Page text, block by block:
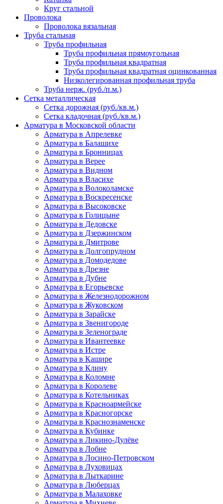
Круг стальной
Проволока
Проволока вязальная
Труба стальная
Труба профильная
Труба профильная прямоугольная
Труба профильная квадратная
Труба профильная квадратная оцинкованная
Низколегированная профильная труба
Труба нерж. (руб./п.м.)
Сетка металлическая
Сетка дорожная (руб./кв.м.)
Сетка кладочная (руб./кв.м.)
Арматура в Московской области
Арматура в Апрелевке
Арматура в Балашихе
Арматура в Бронницах
Арматура в Верее
Арматура в Видном
Арматура в Власихе
Арматура в Волоколамске
Арматура в Воскресенске
Арматура в Высоковске
Арматура в Голицыне
Арматура в Дедовске
Арматура в Дзержинском
Арматура в Дмитрове
Арматура в Долгопрудном
Арматура в Домодедове
Арматура в Дрезне
Арматура в Дубне
Арматура в Егорьевске
Арматура в Железнодорожном
Арматура в Жуковском
Арматура в Зарайске
Арматура в Звенигороде
Арматура в Зеленограде
Арматура в Ивантеевке
Арматура в Истре
Арматура в Кашире
Арматура в Клину
Арматура в Коломне
Арматура в Королеве
Арматура в Котельниках
Арматура в Красноармейске
Арматура в Красногорске
Арматура в Краснознаменске
Арматура в Кубинке
Арматура в Ликино-Дулёве
Арматура в Лобне
Арматура в Лосино-Петровском
Арматура в Луховицах
Арматура в Лыткарине
Арматура в Люберцах
Арматура в Малаховке